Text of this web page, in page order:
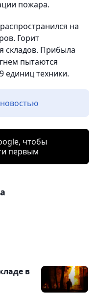
пожара.
на
Горит
складов. Прибыла
пытаются
единиц техники.
чтобы
первым
в